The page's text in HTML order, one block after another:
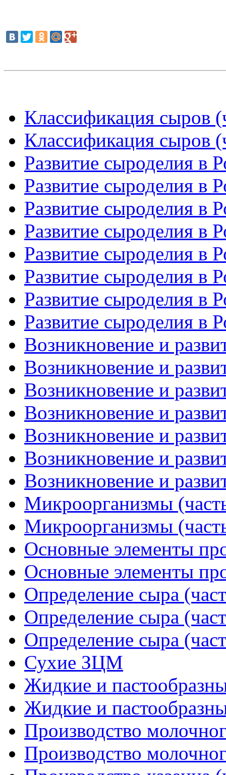
Классификация сыров
Классификация сыров
Развитие сыроделия в
Развитие сыроделия в
Развитие сыроделия в
Развитие сыроделия в
Развитие сыроделия в
Развитие сыроделия в
Развитие сыроделия в
Развитие сыроделия в
Возникновение и
Возникновение и
Возникновение и
Возникновение и
Возникновение и
Возникновение и
Возникновение и
Микроорганизмы
Микроорганизмы
Основные элементы
Основные элементы
Определение сыра
Определение сыра
Определение сыра
Сухие ЗЦМ
Жидкие и
Жидкие и
Производство
Производство